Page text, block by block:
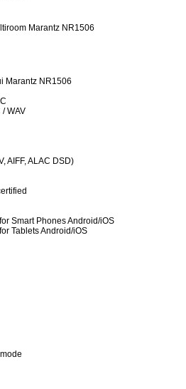
Marantz NR1506
Marantz NR1506
/ WAV
AIFF, ALAC DSD)
Smart Phones Android/iOS
Tablets Android/iOS